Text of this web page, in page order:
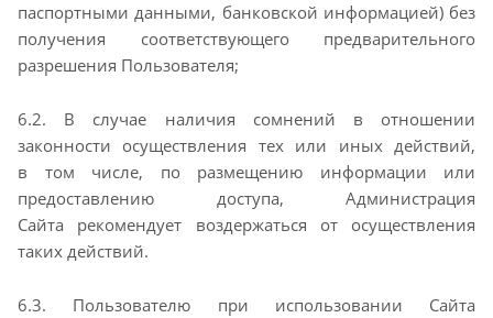
паспортными данными, банковской информацией) без
получения соответствующего предварительного
разрешения Пользователя;
6.2. В случае наличия сомнений в отношении
законности осуществления тех или иных действий,
в том числе, по размещению информации или
предоставлению доступа, Администрация
Сайта рекомендует воздержаться от осуществления
таких действий.
6.3. Пользователю при использовании Сайта